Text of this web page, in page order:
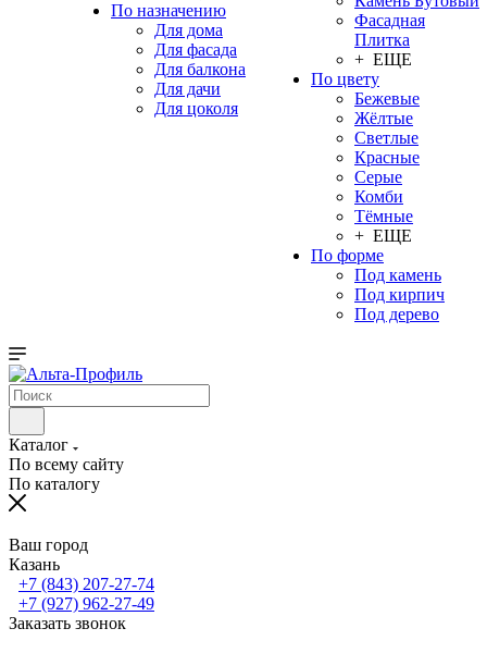
По назначению
Для дома
Для фасада
Для балкона
Для дачи
Для цоколя
Фасадная
Плитка
+ ЕЩЕ
По цвету
Бежевые
Жёлтые
Светлые
Красные
Серые
Комби
Тёмные
+ ЕЩЕ
По форме
Под камень
Под кирпич
Под дерево
Каталог
По всему сайту
По каталогу
Ваш город
Казань
+7 (843) 207-27-74
+7 (927) 962-27-49
Заказать звонок